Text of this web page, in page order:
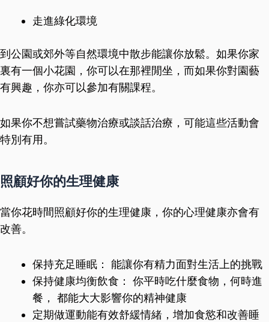
走進綠化環境
到公園或郊外等自然環境中散步能讓你放鬆。如果你家
裏有一個小花園，你可以在那裡閒坐，而如果你對園藝
有興趣，你亦可以參加有關課程。
如果你不想嘗試藥物治療或談話治療，可能這些活動會
特別有用。
照顧好你的生理健康
當你花時間照顧好你的生理健康，你的心理健康亦會有
改善。
保持充足睡眠： 能讓你有精力面對生活上的挑戰
保持健康均衡飲食： 你平時吃什麼食物，何時進
餐， 都能大大影響你的精神健康
定期做運動能有效舒緩情緒，增加食慾和改善睡